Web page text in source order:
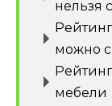
нельзя
можно
мебели